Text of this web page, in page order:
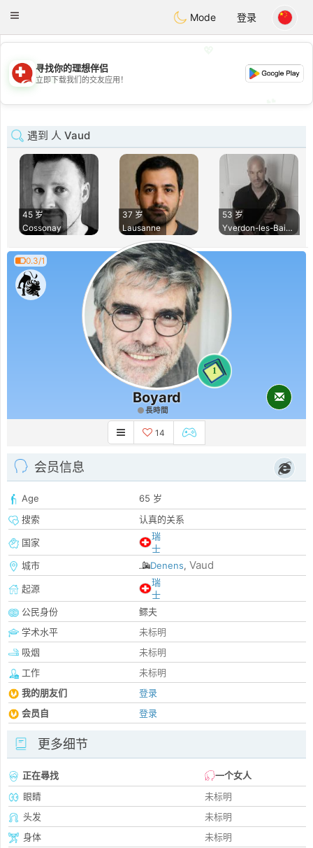
Suissi
Toggle
Mode 登录
💖
💕
寻找你的理想伴侣
立即下载我们的交友应用！
遇到 人 Vaud
45 岁
Cossonay
37 岁
Lausanne
53 岁
Yverdon-les-Bains
0.3/1
1
Boyard
長時間
14
会员信息
Age
65 岁
搜索
认真的关系
国家
瑞
士
城市
Denens, Vaud
起源
瑞
士
公民身份
鳏夫
学术水平
未标明
吸烟
未标明
工作
未标明
我的朋友们
登录
会员自
登录
更多细节
正在尋找
一个女人
眼睛
未标明
头发
未标明
身体
未标明